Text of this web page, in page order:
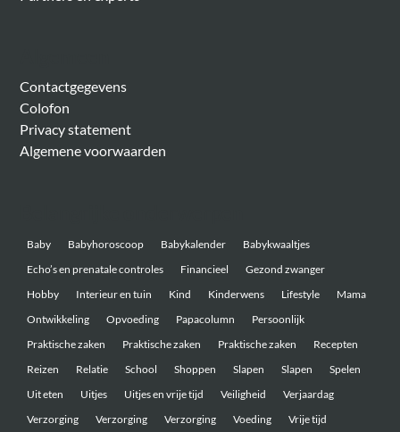
Contactgegevens
Colofon
Privacy statement
Algemene voorwaarden
Baby Babyhoroscoop Babykalender
Babykwaaltjes
Echo’s en prenatale controles
Financieel
Gezond zwanger
Hobby
Interieur en tuin Kind Kinderwens Lifestyle
Mama
Ontwikkeling
Opvoeding Papacolumn
Persoonlijk
Praktische zaken
Praktische zaken Praktische zaken
Recepten
Reizen
Relatie School Shoppen Slapen Slapen
Spelen
Uit eten
Uitjes Uitjes en vrije tijd Veiligheid
Verjaardag
Verzorging
Verzorging Verzorging Voeding Vrije tijd